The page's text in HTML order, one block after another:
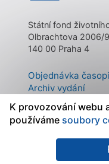
Státní fond
Olbrachtova 2006/9
140 00 Praha 4
Objednávka
Archiv vydání
Kontakty
O časopisu
Prohlášení o
K provozování webu
používáme soubory